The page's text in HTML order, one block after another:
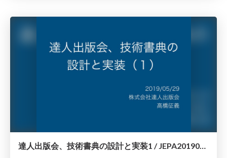
達人出版会、技術書典の設計と実装1 / JEPA20190529